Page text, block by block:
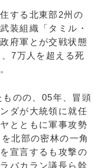
する北東部2州の
装組織「タミル・
府軍とが交戦状態
7万人を超える死
のの、05年、冒頭
ダが大統領に就任
とともに軍事攻勢
北部の密林の一角
宣言するも攻撃の
バカラン議長ら幹